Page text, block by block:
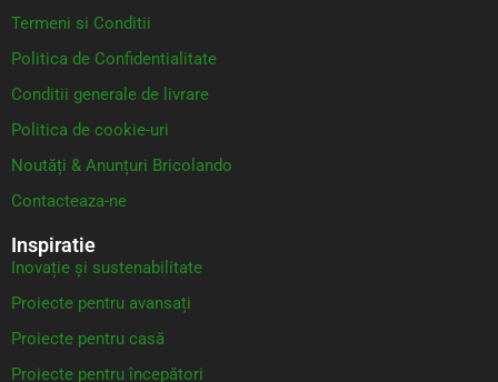
Termeni si Conditii
Politica de Confidentialitate
Conditii generale de livrare
Politica de cookie-uri
Noutăți & Anunțuri Bricolando
Contacteaza-ne
Inspiratie
Inovație și sustenabilitate
Proiecte pentru avansați
Proiecte pentru casă
Proiecte pentru începători